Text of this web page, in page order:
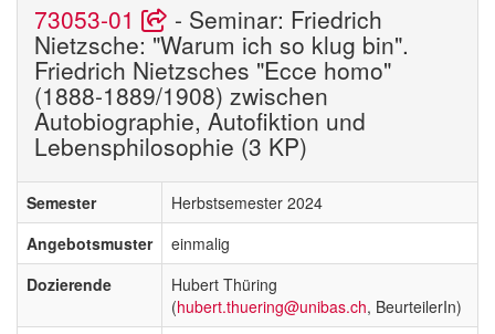
73053-01 - Seminar: Friedrich
Nietzsche: "Warum ich so klug bin".
Friedrich Nietzsches "Ecce homo"
(1888-1889/1908) zwischen
Autobiographie, Autofiktion und
Lebensphilosophie (3 KP)
Semester
Herbstsemester 2024
Angebotsmuster
einmalig
Dozierende
Hubert Thüring
(hubert.thuering@unibas.ch, BeurteilerIn)